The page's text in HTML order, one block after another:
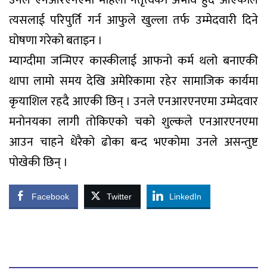
त्यसलाई परिपुर्ति गर्न आफुले खुल्ला तर्फ उम्मेदवारी दिने
घोषणा गरेको बताइन ।
म्याग्दीमा जन्मिएर कास्कीलाई आफनो कर्म थलो बनाएकी
थापा लामो समय देखि अमेरिकामा रहेर सामाजिक कार्यमा
कृयाशिल रहदै आएकी छिन् । उनले एनआरएनएमा उम्मेदवार
मनोनयका लागी तोकिएको चको शुल्कले एनआरएनएमा
आउन चाहने धेरैको ढोका बन्द भएकोमा उनले असन्तुष्ट
पोखेकी छिन् ।
Facebook Twitter LinkedIn